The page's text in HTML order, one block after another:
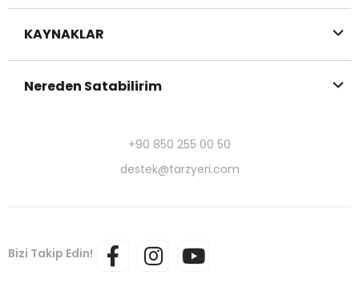
KAYNAKLAR
Nereden Satabilirim
+90 850 255 00 50
destek@tarzyeri.com
Bizi Takip Edin!